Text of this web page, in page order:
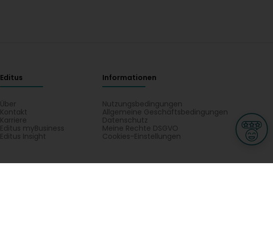
Editus
Über
Kontakt
Karriere
Editus myBusiness
Editus Insight
Informationen
Nutzungsbedingungen
Allgemeine Geschäftsbedingungen
Datenschutz
Meine Rechte DSGVO
Cookies-Einstellungen